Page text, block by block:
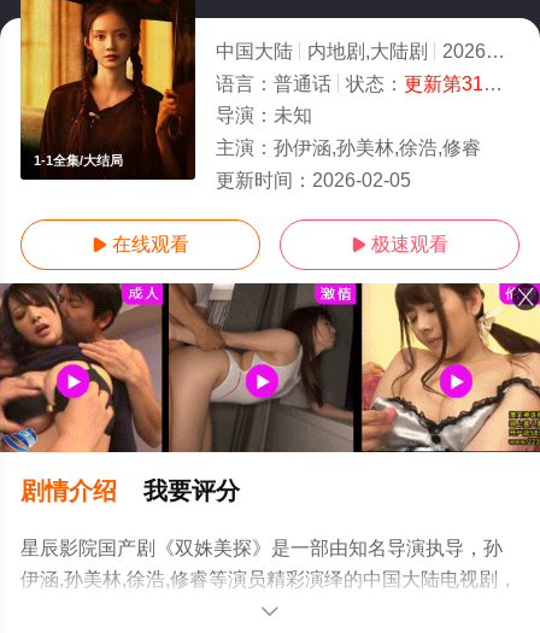
1-1全集/大结局
中国大陆 内地剧,大陆剧 2026
2.0
语言： 普通话 状态： 更新第31集
导演： 未知
主演： 孙伊涵,孙美林,徐浩,修睿
更新时间： 2026-02-05
 在线观看  极速观看
剧情介绍 我要评分
星辰影院国产剧《双姝美探》是一部由知名导演执导，孙
伊涵,孙美林,徐浩,修睿等演员精彩演绎的中国大陆电视剧，
大结局剧情已揭晓（1-1全集），手机免费观看高清未删减
